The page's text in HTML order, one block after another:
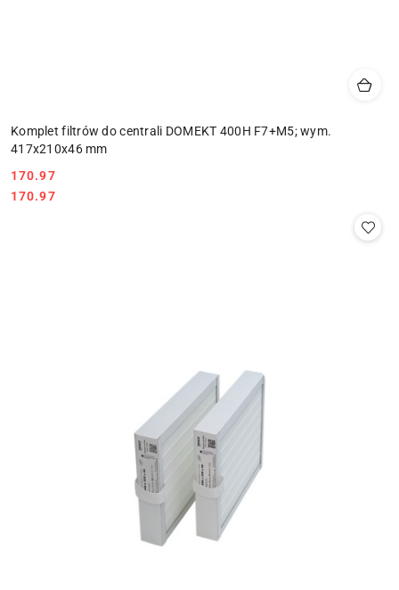
Komplet filtrów do centrali DOMEKT 400H F7+M5; wym.
417x210x46 mm
Cena:
170.97
Cena:
170.97